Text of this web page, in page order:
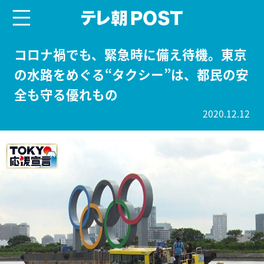
コロナ禍でも、緊急時に備え待機。東京
の水路をめぐる“タクシー”は、都民の安
全も守る優れもの
2020.12.12